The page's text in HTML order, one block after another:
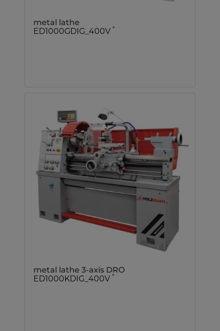
metal lathe
ED1000GDIG_400V *
metal lathe 3-axis DRO
ED1000KDIG_400V *